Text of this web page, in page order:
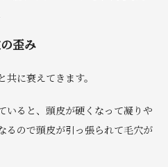
歪み
に衰えてきます。
いると、頭皮が硬くなって凝りや
るので頭皮が引っ張られて毛穴が